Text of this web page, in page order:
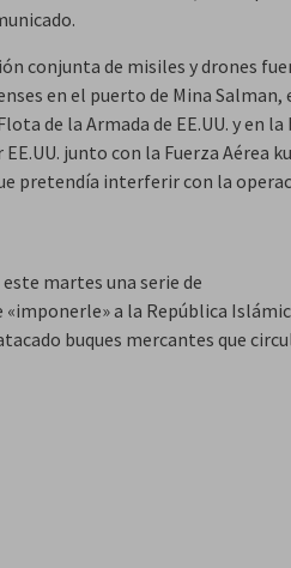
conjunta de misiles y drones
en el puerto de Mina Salman,
de la Armada de EE.UU. y en la
junto con la Fuerza Aérea
pretendía interferir con la
este martes una serie de
a la República
buques mercantes que